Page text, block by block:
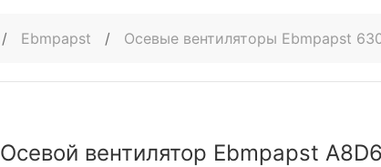
/ Ebmpapst / Осевые вентиляторы Ebmpapst
Осевой вентилятор Ebmpapst